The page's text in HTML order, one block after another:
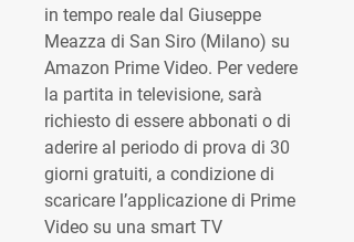
in tempo reale dal Giuseppe
Meazza di San Siro (Milano) su
Amazon Prime Video. Per vedere
la partita in televisione, sarà
richiesto di essere abbonati o di
aderire al periodo di prova di 30
giorni gratuiti, a condizione di
scaricare l’applicazione di Prime
Video su una smart TV